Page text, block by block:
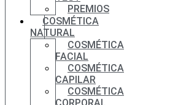
PREMIOS
COSMÉTICA
NATURAL
COSMÉTICA
FACIAL
COSMÉTICA
CAPILAR
COSMÉTICA
CORPORAL